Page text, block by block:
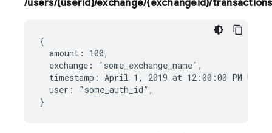
/users/{userid}/exchange/{exchangeid}/
{
  amount: 100,
  exchange: 'some_exchange_name',
timestamp: April 1, 2019 at 12:00:00 PM UTC-
  user: "some_auth_id",